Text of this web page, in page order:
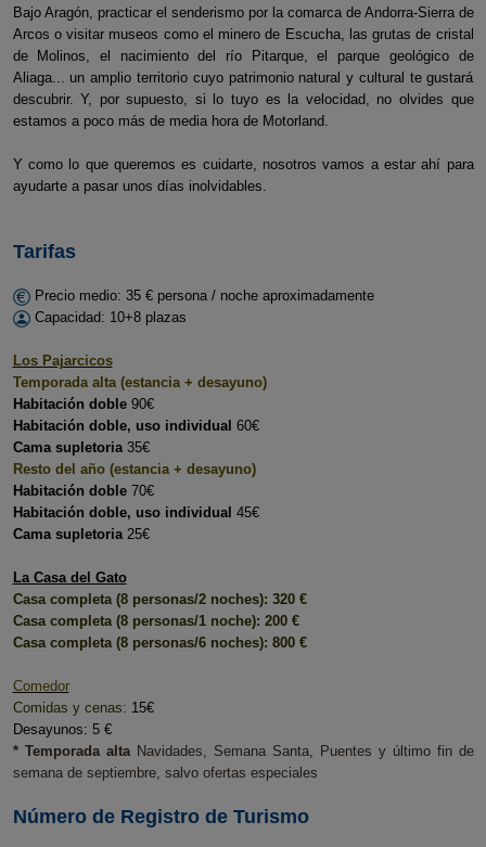
Bajo Aragón, practicar el senderismo por la comarca de Andorra-Sierra de
Arcos o visitar museos como el minero de Escucha, las grutas de cristal
de Molinos, el nacimiento del río Pitarque, el parque geológico de
Aliaga... un amplio territorio cuyo patrimonio natural y cultural te gustará
descubrir. Y, por supuesto, si lo tuyo es la velocidad, no olvides que
estamos a poco más de media hora de Motorland.
Y como lo que queremos es cuidarte, nosotros vamos a estar ahí para
ayudarte a pasar unos días inolvidables.
Tarifas
Precio medio: 35 € persona / noche aproximadamente
Capacidad: 10+8 plazas
Los Pajarcicos
Temporada alta (estancia + desayuno)
Habitación doble90€
Habitación doble, uso individual 60€
Cama supletoria35€
Resto del año (estancia + desayuno)
Habitación doble70€
Habitación doble, uso individual 45€
Cama supletoria25€
La Casa del Gato
Casa completa (8 personas/2 noches): 320 €
Casa completa (8 personas/1 noche): 200 €
Casa completa (8 personas/6 noches): 800 €
Comedor
Comidas y cenas: 15€
Desayunos: 5 €
* Temporada alta Navidades, Semana Santa, Puentes y último fin de
semana de septiembre, salvo ofertas especiales
Número de Registro de Turismo